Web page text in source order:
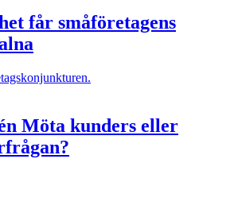
får småföretagens
Möta kunders eller